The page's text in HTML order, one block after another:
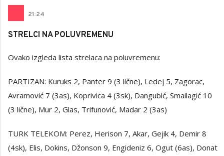
21:24
STRELCI NA POLUVREMENU
Ovako izgleda lista strelaca na poluvremenu:
PARTIZAN: Kuruks 2, Panter 9 (3 lične), Ledej 5, Zagorac,
Avramović 7 (3as), Koprivica 4 (3sk), Dangubić, Smailagić 10
(3 lične), Mur 2, Glas, Trifunović, Madar 2 (3as)
TURK TELEKOM: Perez, Herison 7, Akar, Gejik 4, Demir 8
(4sk), Elis, Dokins, Džonson 9, Engideniz 6, Ogut (6as), Donat